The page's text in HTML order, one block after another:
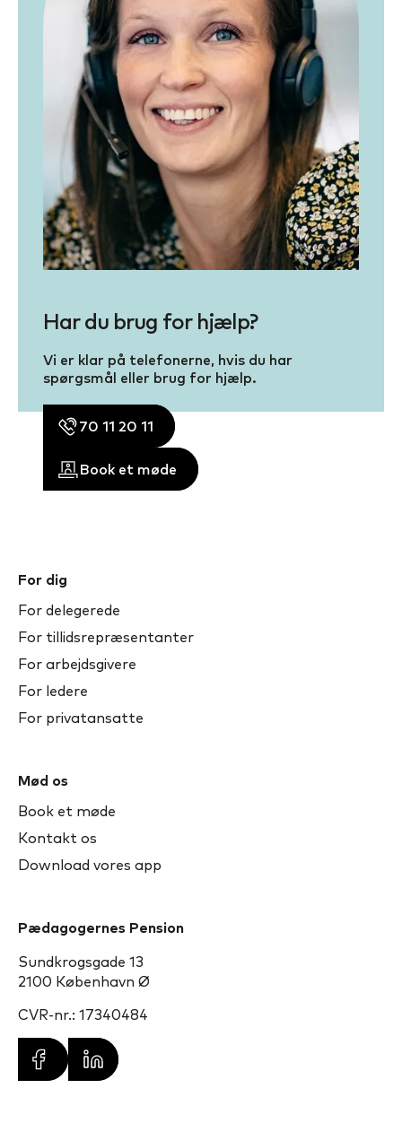
Har du brug for hjælp?
Vi er klar på telefonerne, hvis du har
spørgsmål eller brug for hjælp.
70 11 20 11
Book et møde
For dig
For delegerede
For tillidsrepræsentanter
For arbejdsgivere
For ledere
For privatansatte
Mød os
Book et møde
Kontakt os
Download vores app
Pædagogernes Pension
Sundkrogsgade 13
2100 København Ø
CVR-nr.: 17340484